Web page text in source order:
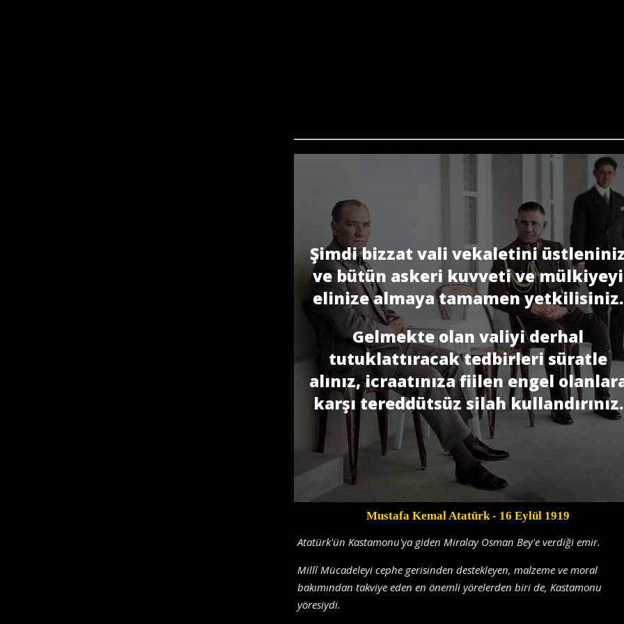
Şimdi bizzat vali vekaletini
ve bütün askeri kuvveti ve mülkiyeyi
elinize almaya tamamen yetkilisiniz.
Gelmekte olan valiyi derhal
tutuklattıracak tedbirleri süratle
alınız, icraatınıza fiilen engel
karşı tereddütsüz silah kullandırınız.
Mustafa Kemal Atatürk- 16 Eylül 1919
Atatürk'ün Kastamonu'ya giden Miralay Osman Bey'e verdiği emir.
Millî Mücadeleyi cephe gerisinden destekleyen, malzeme ve moral
bakımından takviye eden en önemli yörelerden biri de, Kastamonu
yöresiydi.